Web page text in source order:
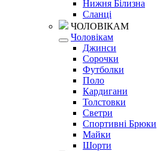
Нижня Білизна
Сланці
ЧОЛОВІКАМ
Чоловікам
Джинси
Сорочки
Футболки
Поло
Кардигани
Толстовки
Светри
Спортивні Брюки
Майки
Шорти